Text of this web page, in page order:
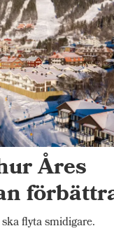
Åres
flyta smidigare.